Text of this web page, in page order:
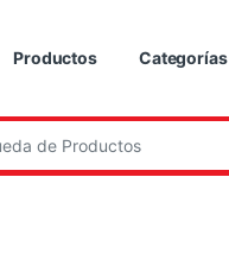
Productos Categorías